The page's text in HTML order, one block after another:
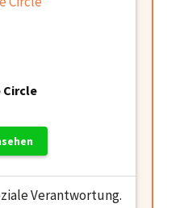
Circle
Verantwortung.